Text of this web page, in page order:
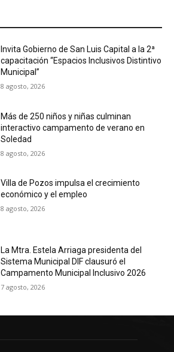
Invita Gobierno de San Luis Capital a la 2ª
capacitación “Espacios Inclusivos Distintivo
Municipal”
8 agosto, 2026
Más de 250 niños y niñas culminan
interactivo campamento de verano en
Soledad
8 agosto, 2026
Villa de Pozos impulsa el crecimiento
económico y el empleo
8 agosto, 2026
La Mtra. Estela Arriaga presidenta del
Sistema Municipal DIF clausuró el
Campamento Municipal Inclusivo 2026
7 agosto, 2026